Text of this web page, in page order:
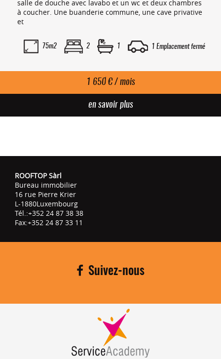
salle de douche avec lavabo et un wc et deux chambres
à coucher. Une buanderie commune, une cave privative
et
75m2 2 1 1 Emplacement fermé
1 650 € / mois
en savoir plus
ROOFTOP Sàrl
Bureau immobilier
16 rue Pierre Krier
L-1880Luxembourg
Tél.:+352 24 87 38 38
Fax:+352 24 87 33 11
Suivez-nous